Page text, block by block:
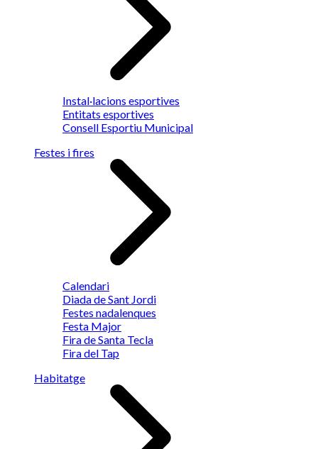
Instal·lacions esportives
Entitats esportives
Consell Esportiu Municipal
Festes i fires
Calendari
Diada de Sant Jordi
Festes nadalenques
Festa Major
Fira de Santa Tecla
Fira del Tap
Habitatge